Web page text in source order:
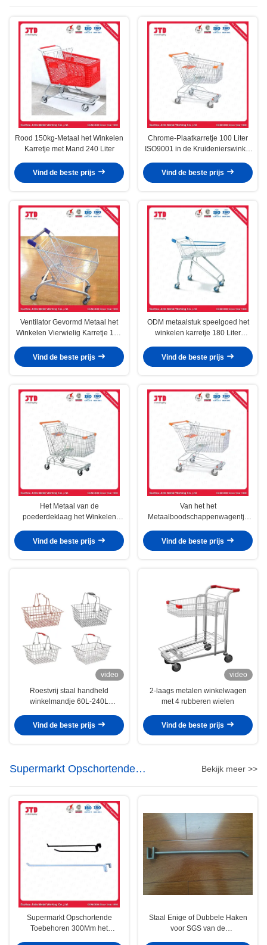
Rood 150kg-Metaal het Winkelen
Karretje met Mand 240 Liter
Vind de beste prijs
Chrome-Plaatkarretje 100 Liter
ISO9001 in de Kruidenierswinkel
Vind de beste prijs
Ventilator Gevormd Metaal het
Winkelen Vierwielig Karretje 150
Vind de beste prijs
ODM metaalstuk speelgoed het
winkelen karretje 180 Liter
Vind de beste prijs
Het Metaal van de
poederdeklaag het Winkelen
Metaalboodschappenwagentje
van het Kind
Vind de beste prijs
Van het het
Metaalboodschappenwagentje
Literkarretje
Vind de beste prijs
video
Roestvrij staal handheld
winkelmandje 60L-240L
Vind de beste prijs
video
2-laags metalen winkelwagen
met 4 rubberen wielen
Vind de beste prijs
Supermarkt Opschortende
Toebehoren
Bekijk meer >>
Supermarkt Opschortende
Toebehoren 300Mm het
Staal Enige of Dubbele Haken
voor SGS van de